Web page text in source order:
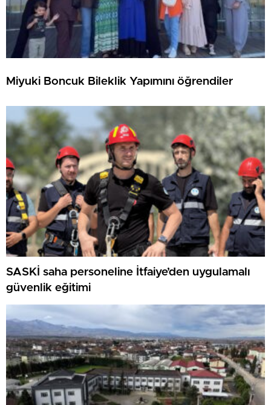
Miyuki Boncuk Bileklik Yapımını öğrendiler
SASKİ saha personeline İtfaiye’den uygulamalı
güvenlik eğitimi